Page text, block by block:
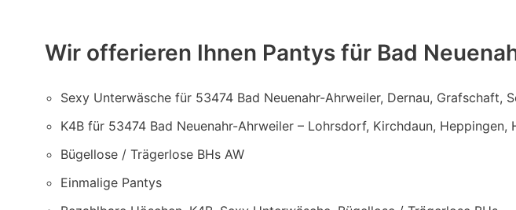
Wir offerieren Ihnen Pantys für Bad
Sexy Unterwäsche für 53474 Bad Neuenahr-Ahrweiler, Dernau, Grafschaft,
K4B für 53474 Bad Neuenahr-Ahrweiler – Lohrsdorf, Kirchdaun,
Bügellose / Trägerlose BHs AW
Einmalige Pantys